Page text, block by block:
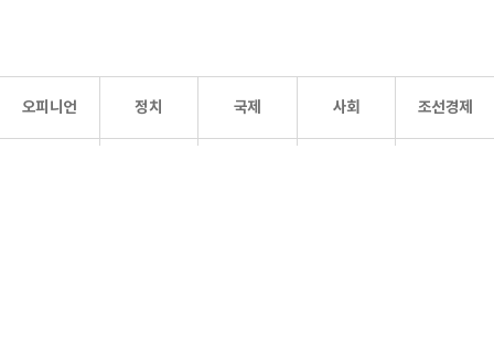
오피니언 정치 국제 사회 조선경제